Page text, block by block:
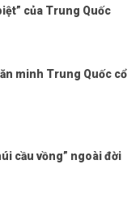
của Trung Quốc
minh Trung Quốc cổ
cầu vồng” ngoài đời